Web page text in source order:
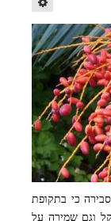
כי בתקופת
וגם שמירה על